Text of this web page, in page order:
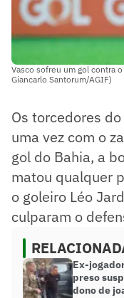
Vasco sofreu um gol contra
Giancarlo Santorum/AGIF)
Os torcedores do
uma vez com o
gol do Bahia, a
matou qualquer
o goleiro Léo
culparam o
Ex-
preso
dono de